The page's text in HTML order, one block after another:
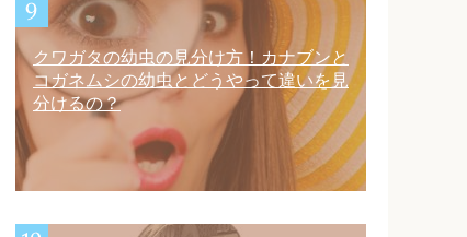
クワガタの幼虫の見分け方！カナブンと
コガネムシの幼虫とどうやって違いを見
分けるの？